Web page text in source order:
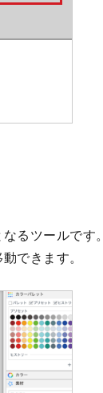
るツールです。
できます。